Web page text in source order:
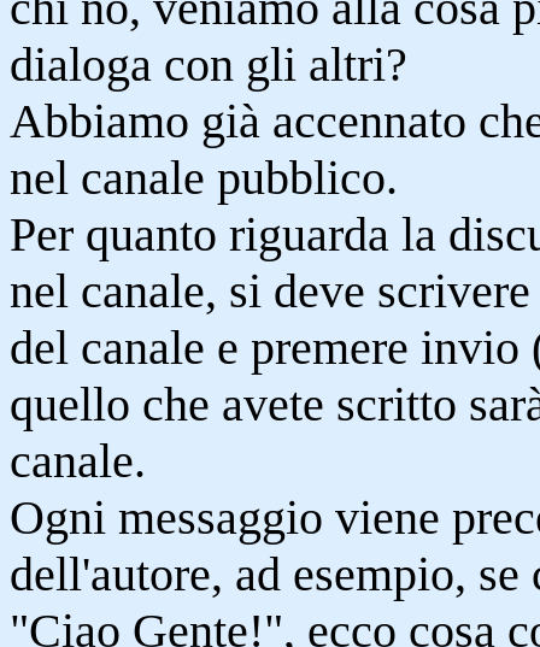
dialoga con gli altri?
Abbiamo già accennato
nel canale pubblico.
Per quanto riguarda la
nel canale, si deve
del canale e premere
quello che avete scritto
canale.
Ogni messaggio viene
dell'autore, ad esempio,
"Ciao Gente!", ecco cosa